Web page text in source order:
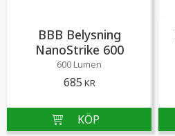
BBB Belysning
NanoStrike 600
600 Lumen
685 KR